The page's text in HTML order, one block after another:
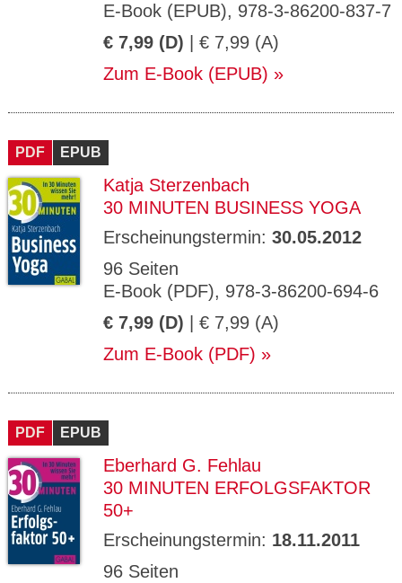
E-Book (EPUB), 978-3-86200-837-7
€ 7,99 (D) | € 7,99 (A)
Zum E-Book (EPUB)
PDF EPUB
Katja Sterzenbach
30 MINUTEN BUSINESS YOGA
Erscheinungstermin: 30.05.2012
96 Seiten
E-Book (PDF), 978-3-86200-694-6
€ 7,99 (D) | € 7,99 (A)
Zum E-Book (PDF)
PDF EPUB
Eberhard G. Fehlau
30 MINUTEN ERFOLGSFAKTOR
50+
Erscheinungstermin: 18.11.2011
96 Seiten